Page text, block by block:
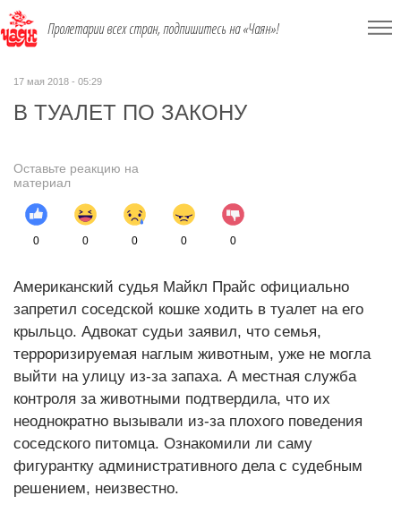
Пролетарии всех стран, подпишитесь на «Чаян»!
17 мая 2018 - 05:29
В ТУАЛЕТ ПО ЗАКОНУ
Оставьте реакцию на
материал
0 0 0 0 0
Американский судья Майкл Прайс официально
запретил соседской кошке ходить в туалет на его
крыльцо. Адвокат судьи заявил, что семья,
терроризируемая наглым животным, уже не могла
выйти на улицу из-за запаха. А местная служба
контроля за животными подтвердила, что их
неоднократно вызывали из-за плохого поведения
соседского питомца. Ознакомили ли саму
фигурантку административного дела с судебным
решением, неизвестно.